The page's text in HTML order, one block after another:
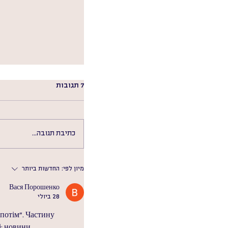
כיצד בונים בטחון
7 תגובות
כתיבת תגובה...
מיון לפי: החדשות ביותר
Вася Порошенко
28 ביולי
Частину